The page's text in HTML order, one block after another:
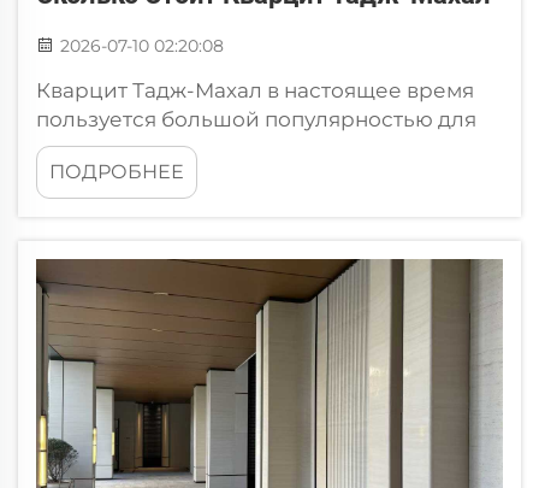
2026-07-10 02:20:08
Кварцит Тадж-Махал в настоящее время
пользуется большой популярностью для
домашних проектов. Это натуральный
камень, который выглядит очень красиво и
при этом обладает высокой прочностью.
столешниц, напольных покрытий и даже
настенных поверхностей. Введение При
выборе кварцита Тадж-Махал, качеств...
ПОДРОБНЕЕ